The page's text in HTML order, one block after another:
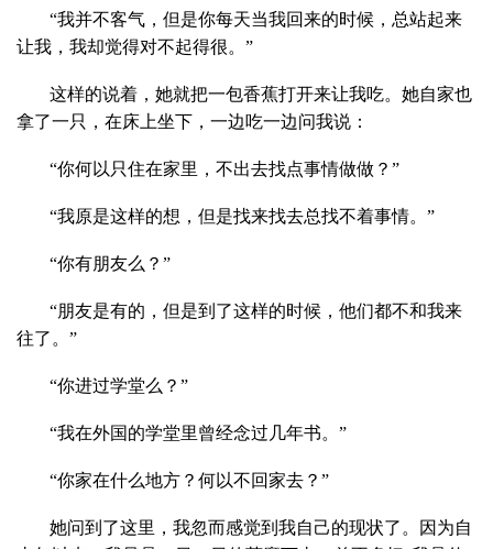
“我并不客气，但是你每天当我回来的时候，总站起来
让我，我却觉得对不起得很。”
这样的说着，她就把一包香蕉打开来让我吃。她自家也
拿了一只，在床上坐下，一边吃一边问我说：
“你何以只住在家里，不出去找点事情做做？”
“我原是这样的想，但是找来找去总找不着事情。”
“你有朋友么？”
“朋友是有的，但是到了这样的时候，他们都不和我来
往了。”
“你进过学堂么？”
“我在外国的学堂里曾经念过几年书。”
“你家在什么地方？何以不回家去？”
她问到了这里，我忽而感觉到我自己的现状了。因为自